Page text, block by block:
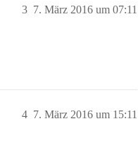
7. März 2016 um 07:11
3
7. März 2016 um 15:11
4